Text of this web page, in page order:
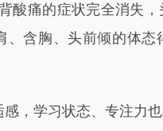
酸痛的症状完全消失
含胸、头前倾的体
学习状态、专注力